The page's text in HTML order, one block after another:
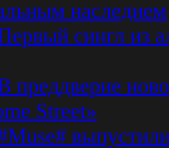
наследием
сингл из
преддверие
Street»